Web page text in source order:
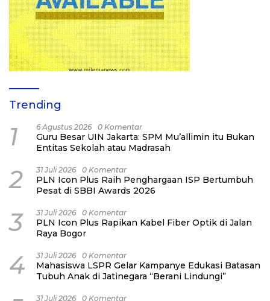
Trending
1 6 Agustus 2026 0 Komentar
Guru Besar UIN Jakarta: SPM Mu’allimin itu Bukan
Entitas Sekolah atau Madrasah
2 31 Juli 2026 0 Komentar
PLN Icon Plus Raih Penghargaan ISP Bertumbuh
Pesat di SBBI Awards 2026
3 31 Juli 2026 0 Komentar
PLN Icon Plus Rapikan Kabel Fiber Optik di Jalan
Raya Bogor
4 31 Juli 2026 0 Komentar
Mahasiswa LSPR Gelar Kampanye Edukasi Batasan
Tubuh Anak di Jatinegara “Berani Lindungi”
31 Juli 2026 0 Komentar